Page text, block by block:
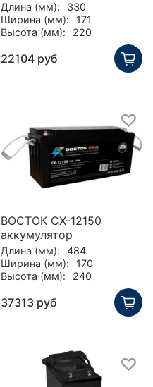
Длина (мм):
330
Ширина (мм):
171
Высота (мм):
220
22104 руб
ВОСТОК CX-12150
аккумулятор
Длина (мм):
484
Ширина (мм):
170
Высота (мм):
240
37313 руб